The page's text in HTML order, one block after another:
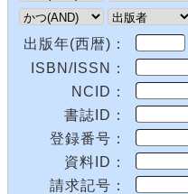
出版年(西暦)：
ISBN/ISSN：
NCID：
書誌ID：
登録番号：
資料ID：
請求記号：